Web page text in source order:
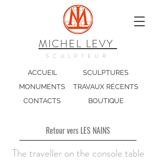
MICHEL LEVY
SCULPTEUR
ACCUEIL
SCULPTURES
MONUMENTS
TRAVAUX RÉCENTS
CONTACTS
BOUTIQUE
Retour vers LES NAINS
The traveller on the console table